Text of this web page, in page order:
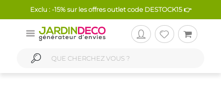
Exclu : -15% sur les offres outlet code DESTOCK15 👉